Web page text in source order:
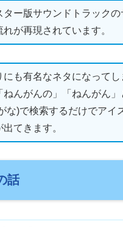
ター版サウンドトラック
れが再現されています。
にも有名なネタになってし
ねんがんの」「ねんがん
な)で検索するだけでアイ
てきます。
話